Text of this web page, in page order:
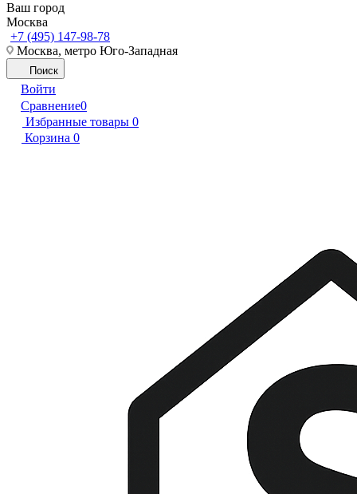
Ваш город
Москва
+7 (495) 147-98-78
Москва, метро Юго-Западная
Поиск
Войти
Сравнение0
Избранные товары 0
Корзина 0